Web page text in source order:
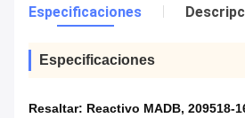
Especificaciones
Especificaciones
Resaltar: Reactivo MADB, 209518-